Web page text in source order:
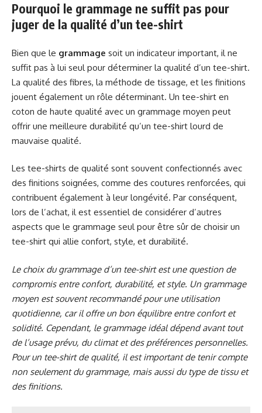
Pourquoi le grammage ne suffit pas pour
juger de la qualité d’un tee-shirt
Bien que le grammage soit un indicateur important, il ne
suffit pas à lui seul pour déterminer la qualité d’un tee-shirt.
La qualité des fibres, la méthode de tissage, et les finitions
jouent également un rôle déterminant. Un tee-shirt en
coton de haute qualité avec un grammage moyen peut
offrir une meilleure durabilité qu’un tee-shirt lourd de
mauvaise qualité.
Les tee-shirts de qualité sont souvent confectionnés avec
des finitions soignées, comme des coutures renforcées, qui
contribuent également à leur longévité. Par conséquent,
lors de l’achat, il est essentiel de considérer d’autres
aspects que le grammage seul pour être sûr de choisir un
tee-shirt qui allie confort, style, et durabilité.
Le choix du grammage d’un tee-shirt est une question de
compromis entre confort, durabilité, et style. Un grammage
moyen est souvent recommandé pour une utilisation
quotidienne, car il offre un bon équilibre entre confort et
solidité. Cependant, le grammage idéal dépend avant tout
de l’usage prévu, du climat et des préférences personnelles.
Pour un tee-shirt de qualité, il est important de tenir compte
non seulement du grammage, mais aussi du type de tissu et
des finitions.